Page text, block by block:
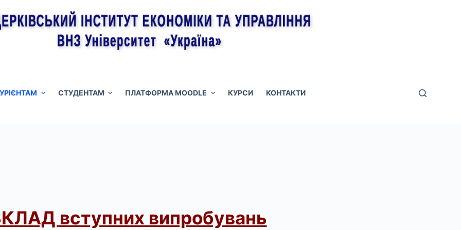
СТУДЕНТАМ ПЛАТФОРМА MOODLE КУРСИ КОНТАКТИ
вступних випробувань